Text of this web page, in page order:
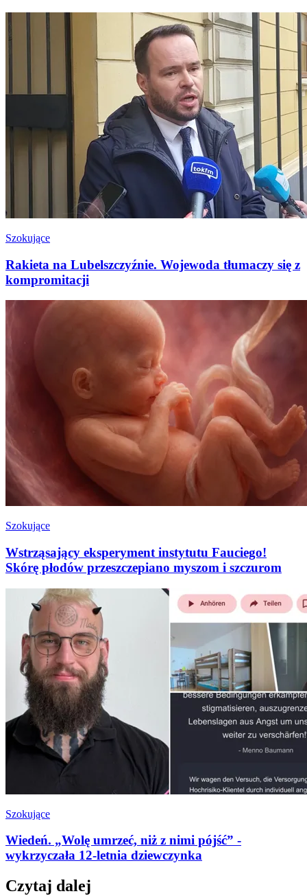
Szokujące
Rakieta na Lubelszczyźnie. Wojewoda tłumaczy się z
kompromitacji
Szokujące
Wstrząsający eksperyment instytutu Fauciego!
Skórę płodów przeszczepiano myszom i szczurom
Szokujące
Wiedeń. „Wolę umrzeć, niż z nimi pójść” -
wykrzyczała 12-letnia dziewczynka
Czytaj dalej